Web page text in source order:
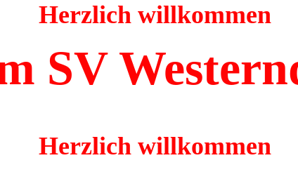
Herzlich willkommen
SV
Herzlich willkommen